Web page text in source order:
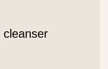
cleanser